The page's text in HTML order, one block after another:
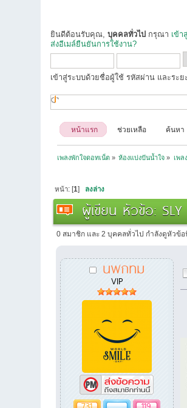
ยินดีต้อนรับคุณ,บุคคลทั่วไป กรุณา เข้า
ส่งอีเมล์ยืนยันการใช้งาน?
เข้าสู่ระบบด้วยชื่อผู้ใช้ รหัสผ่าน และระย
หน้าแรก ช่วยเหลือ ค้นหา
เพลงพักใจดอทเน็ต» ห้องแบ่งปันน้ำใจ » เพล
หน้า: [1] ลงล่าง
ผู้เขียน หัวข้อ:
0 สมาชิก และ 2 บุคคลทั่วไป กำลังดูหัวข้อ
นพกทม
VIP
731 119